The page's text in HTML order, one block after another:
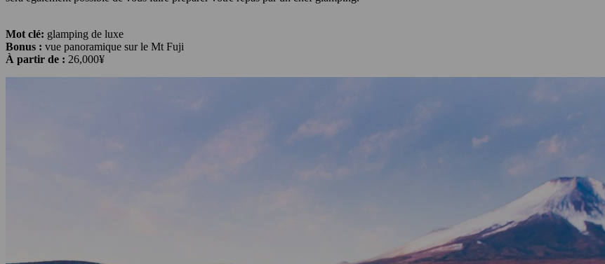
Mot clé: glamping de luxe
Bonus : vue panoramique sur le Mt Fuji
À partir de : 26,000¥